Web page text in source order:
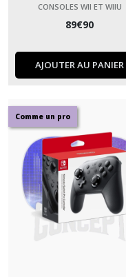
CONSOLES WII ET WIIU
89€90
AJOUTER AU PANIER
Comme un pro